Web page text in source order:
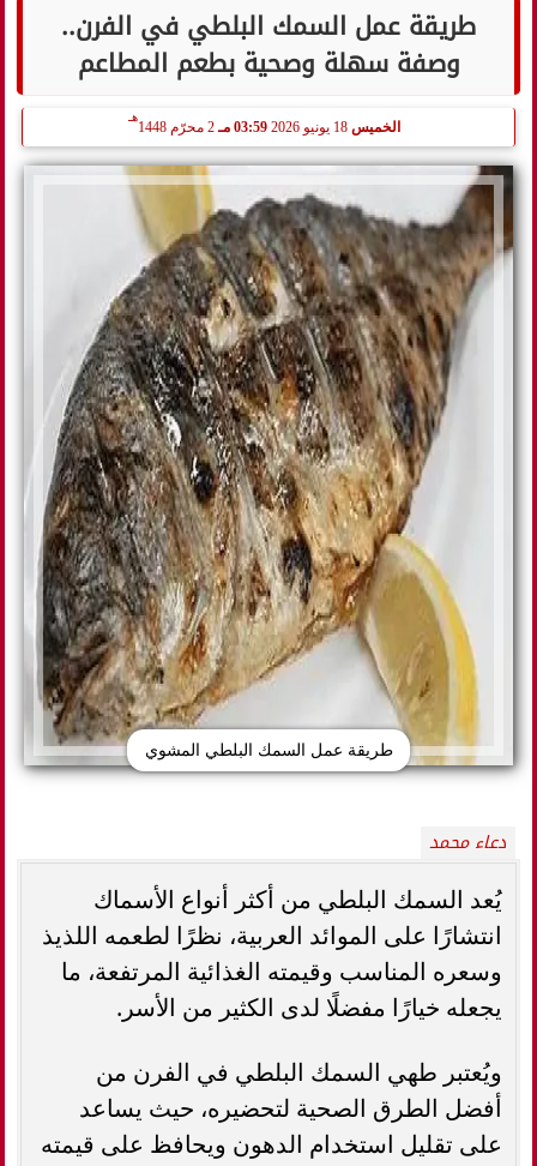
طريقة عمل السمك البلطي في الفرن..
وصفة سهلة وصحية بطعم المطاعم
الخميس 18 يونيو 2026 03:59 مـ 2 محرّم 1448
هـ
طريقة عمل السمك البلطي المشوي
دعاء محمد
يُعد السمك البلطي من أكثر أنواع الأسماك
انتشارًا على الموائد العربية، نظرًا لطعمه اللذيذ
وسعره المناسب وقيمته الغذائية المرتفعة، ما
يجعله خيارًا مفضلًا لدى الكثير من الأسر.
ويُعتبر طهي السمك البلطي في الفرن من
أفضل الطرق الصحية لتحضيره، حيث يساعد
على تقليل استخدام الدهون ويحافظ على قيمته